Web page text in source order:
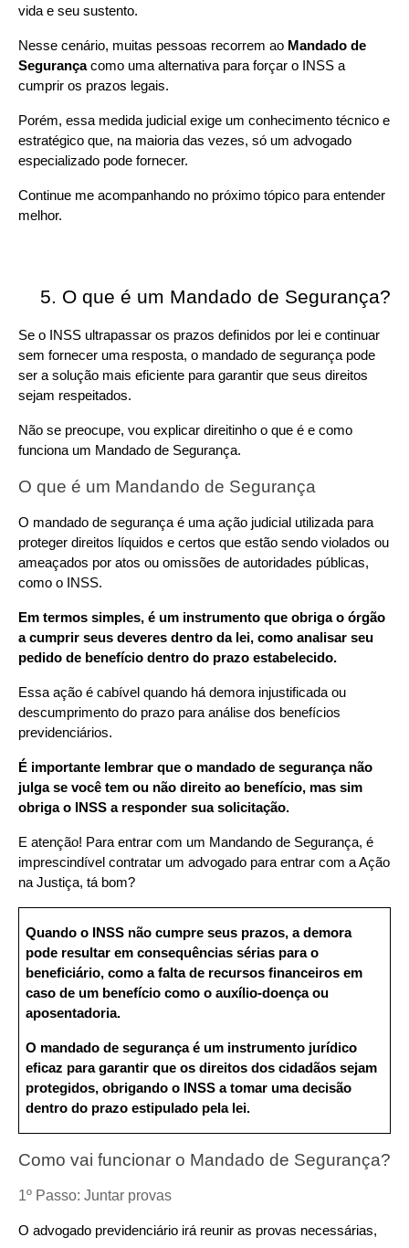
vida e seu sustento.
Nesse cenário, muitas pessoas recorrem ao Mandado de
Segurança como uma alternativa para forçar o INSS a
cumprir os prazos legais.
Porém, essa medida judicial exige um conhecimento técnico e
estratégico que, na maioria das vezes, só um advogado
especializado pode fornecer.
Continue me acompanhando no próximo tópico para entender
melhor.
O que é um Mandado de Segurança?
Se o INSS ultrapassar os prazos definidos por lei e continuar
sem fornecer uma resposta, o mandado de segurança pode
ser a solução mais eficiente para garantir que seus direitos
sejam respeitados.
Não se preocupe, vou explicar direitinho o que é e como
funciona um Mandado de Segurança.
O que é um Mandando de Segurança
O mandado de segurança é uma ação judicial utilizada para
proteger direitos líquidos e certos que estão sendo violados ou
ameaçados por atos ou omissões de autoridades públicas,
como o INSS.
Em termos simples, é um instrumento que obriga o órgão
a cumprir seus deveres dentro da lei, como analisar seu
pedido de benefício dentro do prazo estabelecido.
Essa ação é cabível quando há demora injustificada ou
descumprimento do prazo para análise dos benefícios
previdenciários.
É importante lembrar que o mandado de segurança não
julga se você tem ou não direito ao benefício, mas sim
obriga o INSS a responder sua solicitação.
E atenção! Para entrar com um Mandando de Segurança, é
imprescindível contratar um advogado para entrar com a Ação
na Justiça, tá bom?
Quando o INSS não cumpre seus prazos, a demora
pode resultar em consequências sérias para o
beneficiário, como a falta de recursos financeiros em
caso de um benefício como o auxílio-doença ou
aposentadoria.
O mandado de segurança é um instrumento jurídico
eficaz para garantir que os direitos dos cidadãos sejam
protegidos, obrigando o INSS a tomar uma decisão
dentro do prazo estipulado pela lei.
Como vai funcionar o Mandado de Segurança?
1º Passo: Juntar provas
O advogado previdenciário irá reunir as provas necessárias,